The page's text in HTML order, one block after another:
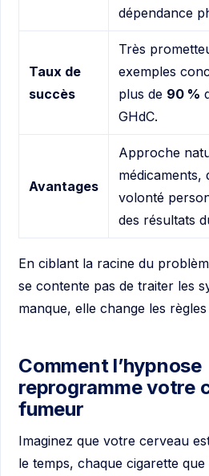
dépendance
Taux de
succès
Très
exemples
plus de 90 %
GHdC.
Avantages
Approche
volonté
des résultats
En ciblant la racine du
se contente pas de traiter les
manque, elle change les
Comment l’hypnose
reprogramme votre
fumeur
Imaginez que votre cerveau
le temps, chaque cigarette